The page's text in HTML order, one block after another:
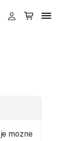
mozne